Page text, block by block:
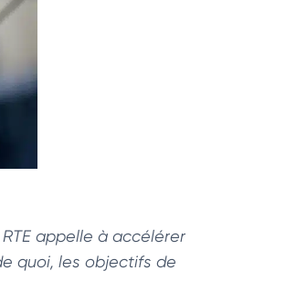
appelle à accélérer
quoi, les objectifs de